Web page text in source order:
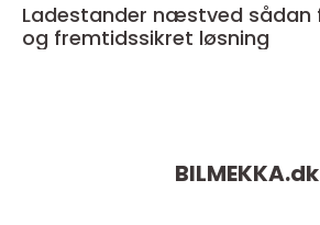
Ladestander næstved sådan får du en sikker
og fremtidssikret løsning
BILMEKKA.dk